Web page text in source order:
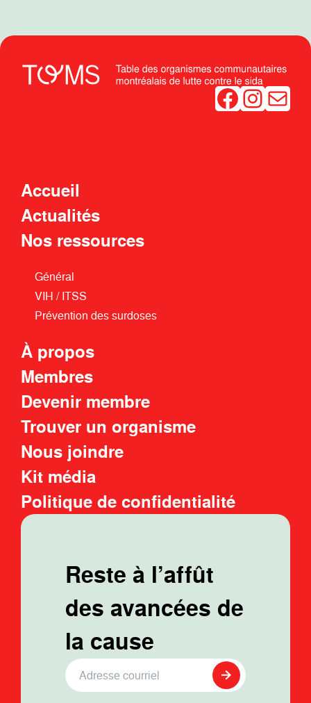
Facebook Instagram
Accueil
Actualités
Nos ressources
Général
VIH / ITSS
Prévention des surdoses
À propos
Membres
Devenir membre
Trouver un organisme
Nous joindre
Kit média
Politique de confidentialité
Reste à l’affût
des avancées de
la cause
Adresse Courriel